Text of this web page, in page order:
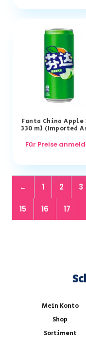
Fanta China Apple
330 ml (Imported
Für Preise
← 1 2 3
15 16 17
Mein Konto
Shop
Sortiment